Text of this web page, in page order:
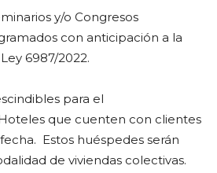
y/o Congresos
con anticipación a la
6987/2022.
para el
que cuenten con clientes
Estos huéspedes serán
de viviendas colectivas.